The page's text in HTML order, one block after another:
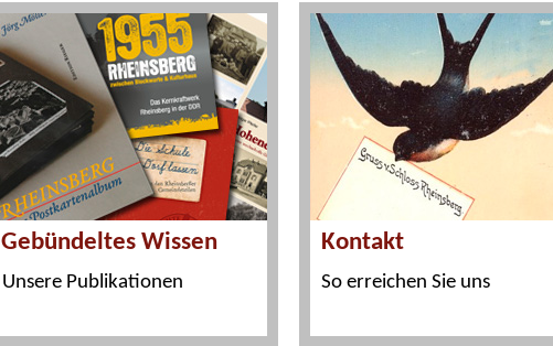
Gebündeltes Wissen
Unsere Publikationen
Kontakt
So erreichen Sie uns